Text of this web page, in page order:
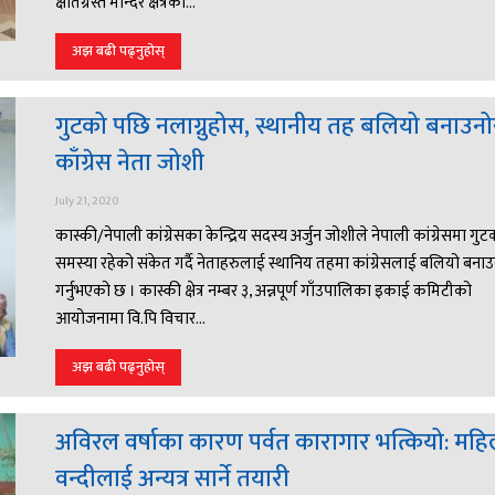
अझ बढी पढ्नुहोस्
गुटको पछि नलाग्नुहोस, स्थानीय तह बलियो
काँग्रेस नेता जोशी
July 21, 2020
कास्की/नेपाली कांग्रेसका केन्द्रिय सदस्य अर्जुन जोशीले नेपाली कांग्रेसमा
समस्या रहेको संकेत गर्दै नेताहरुलाई स्थानिय तहमा कांग्रेसलाई बलियो
गर्नुभएको छ । कास्की क्षेत्र नम्बर ३, अन्नपूर्ण गाँउपालिका इकाई कमिटीको
आयोजनामा वि.पि विचार...
अझ बढी पढ्नुहोस्
अविरल वर्षाका कारण पर्वत कारागार भत्कियो:
वन्दीलाई अन्यत्र सार्ने तयारी